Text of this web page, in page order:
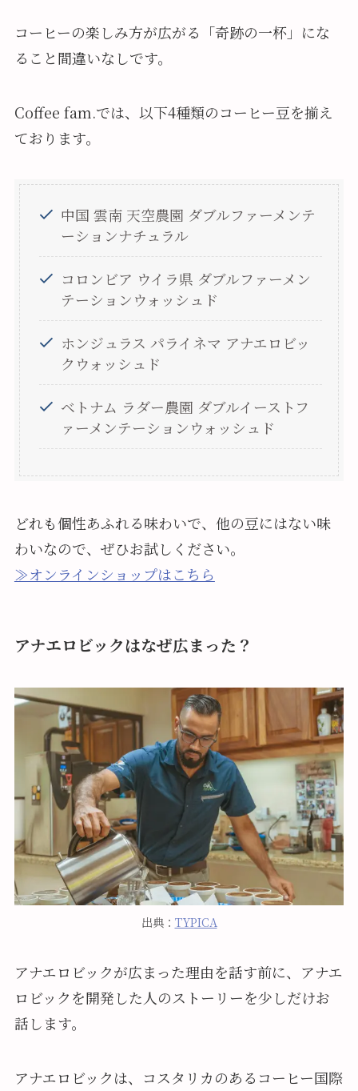
コーヒーの楽しみ方が広がる「奇跡の一杯」にな
ること間違いなしです。
Coffee fam.では、以下4種類のコーヒー豆を揃え
ております。
中国 雲南 天空農園 ダブルファーメンテ
ーションナチュラル
コロンビア ウイラ県 ダブルファーメン
テーションウォッシュド
ホンジュラス パライネマ アナエロビッ
クウォッシュド
ベトナム ラダー農園 ダブルイーストフ
ァーメンテーションウォッシュド
どれも個性あふれる味わいで、他の豆にはない味
わいなので、ぜひお試しください。
≫オンラインショップはこちら
アナエロビックはなぜ広まった？
出典： TYPICA
アナエロビックが広まった理由を話す前に、アナエ
ロビックを開発した人のストーリーを少しだけお
話します。
アナエロビックは、コスタリカのあるコーヒー国際